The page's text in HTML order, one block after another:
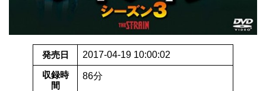
発売日
2017-04-19 10:00:02
収録時
間
86分